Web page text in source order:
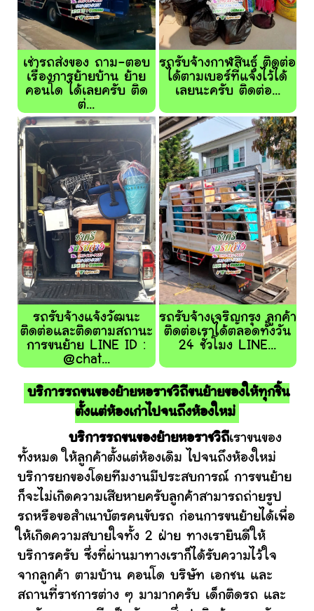
เช่ารถส่งของ ถาม-ตอบ
เรื่องการย้ายบ้าน ย้าย
คอนโด ได้เลยครับ ติด
ต่...
รถรับจ้างกาฬสินธุ์ ติดต่อ
ได้ตามเบอร์ที่แจ้งไว้ได้
เลยนะครับ ติดต่อ...
รถรับจ้างแจ้งวัฒนะ
ติดต่อและติดตามสถานะ
การขนย้าย LINE ID :
@chat...
รถรับจ้างเจริญกรุง ลูกค้า
ติดต่อเราได้ตลอดทั้งวัน
24 ชั่วโมง LINE...
บริการรถขนของย้ายหอราชวิถีขนย้ายของให้ทุกชิ้น
ตั้งแต่ห้องเก่าไปจนถึงห้องใหม่
บริการรถขนของย้ายหอราชวิถีเราขนของ
ทั้งหมด ให้ลูกค้าตั้งแต่ห้องเดิม ไปจนถึงห้องใหม่
บริการยกของโดยทีมงานมีประสบการณ์ การขนย้าย
ก็จะไม่เกิดความเสียหายครับลูกค้าสามารถถ่ายรูป
รถหรือขอสำเนาบัตรคนขับรถ ก่อนการขนย้ายได้เพื่อ
ให้เกิดความสบายใจทั้ง 2 ฝ่าย ทางเรายินดีให้
บริการครับ ซึ่งที่ผ่านมาทางเราก็ได้รับความไว้ใจ
จากลูกค้า ตามบ้าน คอนโด บริษัท เอกชน และ
สถานที่ราชการต่าง ๆ มามากครับ เด็กติดรถ และ